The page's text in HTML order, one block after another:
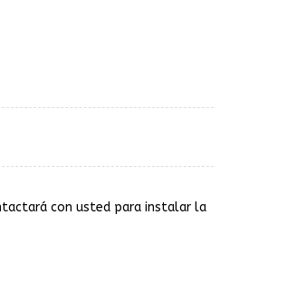
con usted para instalar la